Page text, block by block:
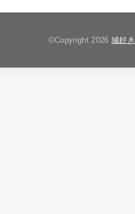
©Copyright 2026城好